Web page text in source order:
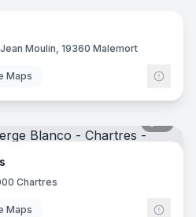
Moulin, 19360 Malemort
Maps
Chartres
Maps